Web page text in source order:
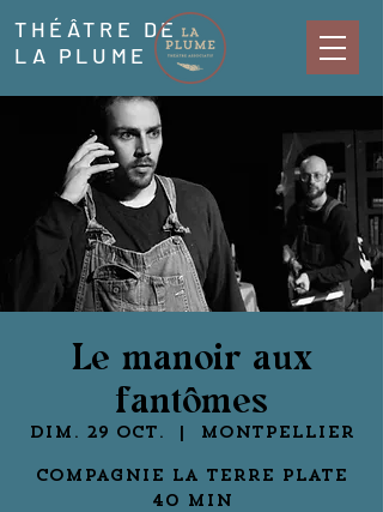
THÉÂTRE DE
LA PLUME
Le manoir aux
fantômes
dim. 29 oct. Montpellier
Compagnie La terre plate
40 min